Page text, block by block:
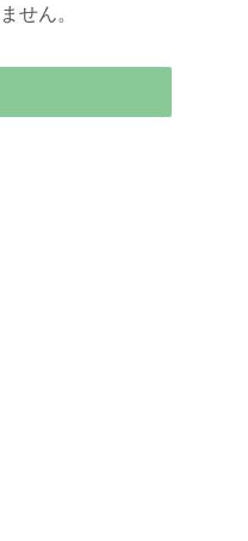
せん。